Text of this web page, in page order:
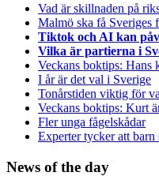
Vad är skillnaden på
Malmö ska få Sveriges
Tiktok och AI kan
Vilka är partierna i
Veckans boktips: Hans
I år är det val i Sverige
Tonårstiden viktig för
Veckans boktips: Kurt
Fler unga fågelskådar
Experter tycker att barn
News of the day